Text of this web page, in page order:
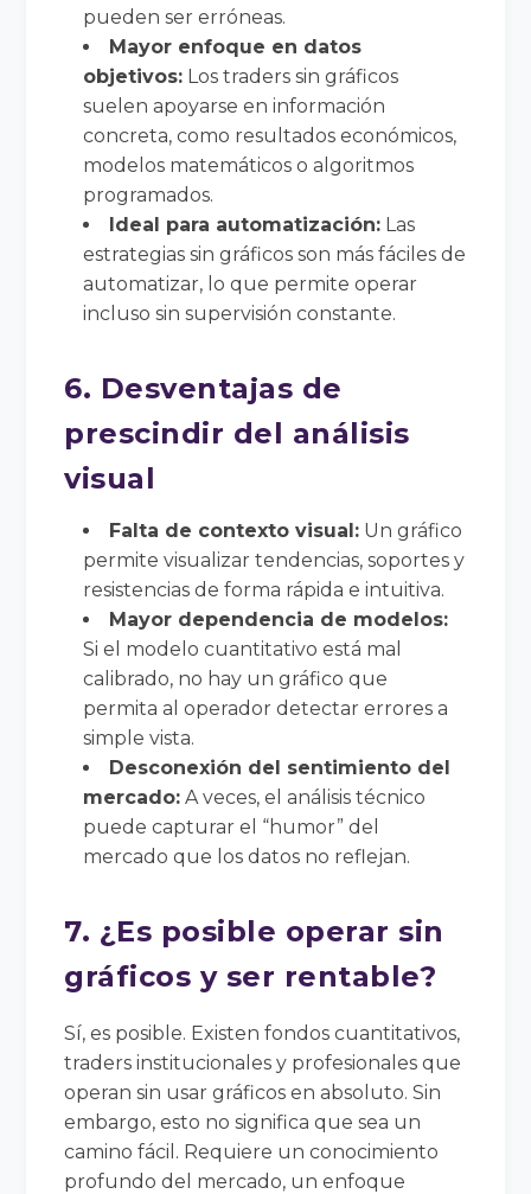
pueden ser erróneas.
Mayor enfoque en datos
objetivos: Los traders sin gráficos
suelen apoyarse en información
concreta, como resultados económicos,
modelos matemáticos o algoritmos
programados.
Ideal para automatización: Las
estrategias sin gráficos son más fáciles de
automatizar, lo que permite operar
incluso sin supervisión constante.
6. Desventajas de
prescindir del análisis
visual
Falta de contexto visual: Un gráfico
permite visualizar tendencias, soportes y
resistencias de forma rápida e intuitiva.
Mayor dependencia de modelos:
Si el modelo cuantitativo está mal
calibrado, no hay un gráfico que
permita al operador detectar errores a
simple vista.
Desconexión del sentimiento del
mercado: A veces, el análisis técnico
puede capturar el “humor” del
mercado que los datos no reflejan.
7. ¿Es posible operar sin
gráficos y ser rentable?
Sí, es posible. Existen fondos cuantitativos,
traders institucionales y profesionales que
operan sin usar gráficos en absoluto. Sin
embargo, esto no significa que sea un
camino fácil. Requiere un conocimiento
profundo del mercado, un enfoque